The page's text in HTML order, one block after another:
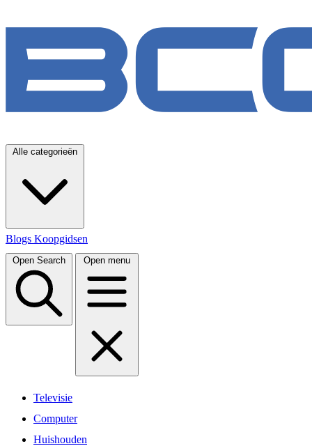
Alle categorieën
Blogs Koopgidsen
Open Search Open menu
Televisie
Computer
Huishouden